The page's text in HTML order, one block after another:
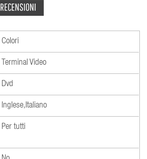
RECENSIONI
Colori
Terminal Video
Dvd
Inglese,Italiano
Per tutti